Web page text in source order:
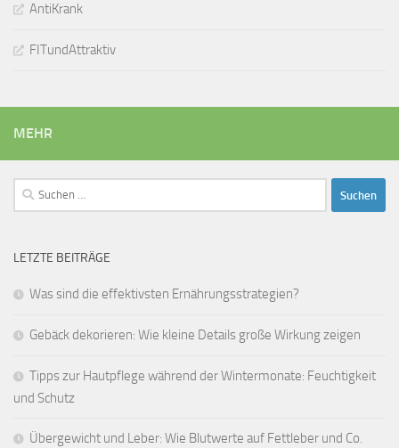
AntiKrank
FITundAttraktiv
MEHR
Suchen
nach:
LETZTE BEITRÄGE
Was sind die effektivsten Ernährungsstrategien?
Gebäck dekorieren: Wie kleine Details große Wirkung zeigen
Tipps zur Hautpflege während der Wintermonate: Feuchtigkeit
und Schutz
Übergewicht und Leber: Wie Blutwerte auf Fettleber und Co.